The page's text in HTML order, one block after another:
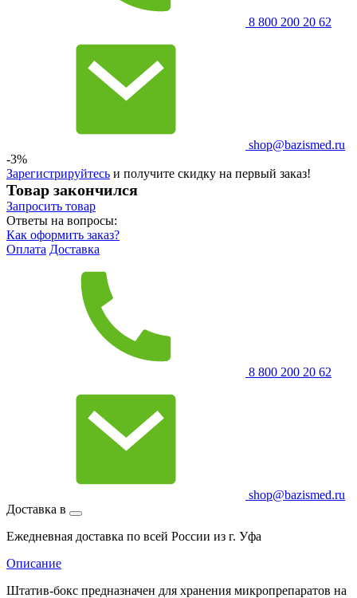
8 800 200 20 62
shop@bazismed.ru
-3%
Зарегистрируйтесь и получите скидку на первый заказ!
Товар закончился
Запросить товар
Ответы на вопросы:
Как оформить заказ?
Оплата Доставка
8 800 200 20 62
shop@bazismed.ru
Доставка в
Ежедневная доставка по всей России из г. Уфа
Описание
Штатив-бокс предназначен для хранения микропрепаратов на